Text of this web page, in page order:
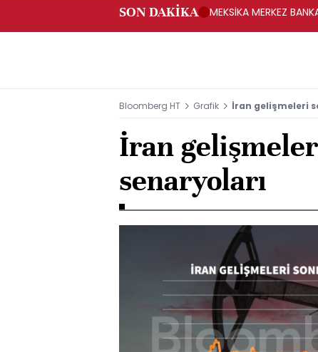
SON DAKİKA MEKSİKA MERKEZ
Bloomberg HT Grafik İran gelişmeleri
İran
senaryoları